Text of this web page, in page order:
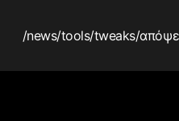
/news/tools/tweaks/